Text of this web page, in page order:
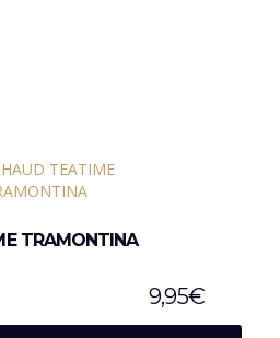
TRAMONTINA
9,95€